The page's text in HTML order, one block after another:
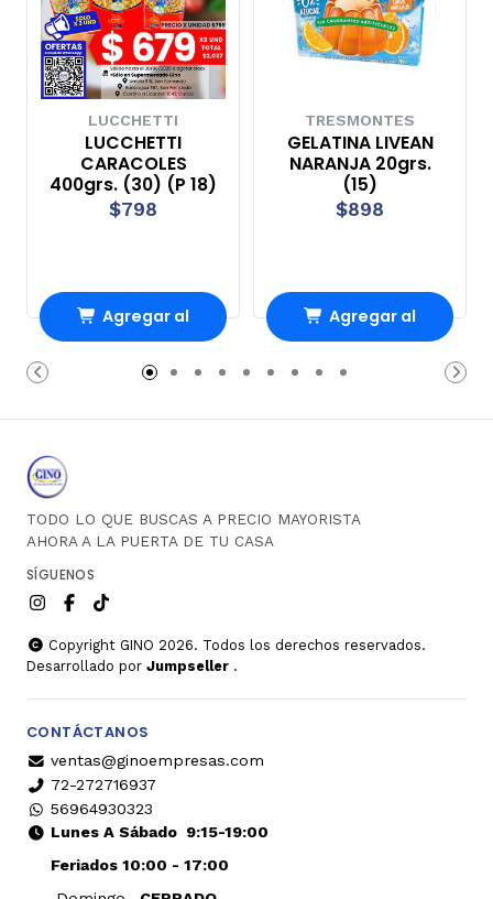
LUCCHETTI
LUCCHETTI
CARACOLES
400grs. (30) (P 18)
$798
Agregar al
Carro
TRESMONTES
GELATINA LIVEAN
NARANJA 20grs.
(15)
$898
Agregar al
Carro
TODO LO QUE BUSCAS A PRECIO MAYORISTA
AHORA A LA PUERTA DE TU CASA
SÍGUENOS
Copyright GINO 2026. Todos los derechos reservados.
Desarrollado por Jumpseller .
CONTÁCTANOS
ventas@ginoempresas.com
72-272716937
56964930323
Lunes A Sábado9:15-19:00
Feriados 10:00 - 17:00